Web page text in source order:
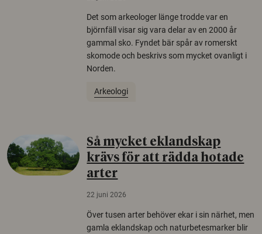
Det som arkeologer länge trodde var en
björnfäll visar sig vara delar av en 2000 år
gammal sko. Fyndet bär spår av romerskt
skomode och beskrivs som mycket ovanligt i
Norden.
Arkeologi
Så mycket eklandskap
krävs för att rädda hotade
arter
22 juni 2026
Över tusen arter behöver ekar i sin närhet, men
gamla eklandskap och naturbetesmarker blir